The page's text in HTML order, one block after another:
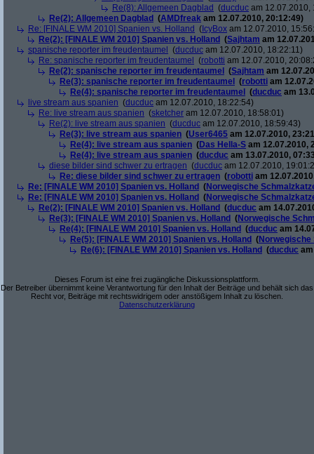
Re(8): Allgemeen Dagblad (ducduc am 12.07.2010,
Re(2): Allgemeen Dagblad (AMDfreak am 12.07.2010, 20:12:49)
Re: [FINALE WM 2010] Spanien vs. Holland ( IcyBox am 12.07.2010,
Re(2): [FINALE WM 2010] Spanien vs. Holland (Sajhtam am
spanische reporter im freudentaumel
(ducduc am 12.07.2010, 18:22:11)
Re: spanische reporter im freudentaumel
(robotti am 12.07.2010,
Re(2): spanische reporter im freudentaumel
(Sajhtam am
Re(3): spanische reporter im freudentaumel
(robotti am
Re(4): spanische reporter im freudentaumel
(ducduc am
live stream aus spanien (ducduc am 12.07.2010, 18:22:54)
Re: live stream aus spanien (sketcher am 12.07.2010, 18:58:01)
Re(2): live stream aus spanien (ducduc am 12.07.2010, 18:59:43)
Re(3): live stream aus spanien (User6465 am 12.07.2010,
Re(4): live stream aus spanien (Das Hella-S am 12.07.2010,
Re(4): live stream aus spanien (ducduc am 13.07.2010,
diese bilder sind schwer zu ertragen (ducduc am 12.07.2010,
Re: diese bilder sind schwer zu ertragen (robotti am
Re: [FINALE WM 2010] Spanien vs. Holland (Norwegische
Re: [FINALE WM 2010] Spanien vs. Holland (Norwegische
Re(2): [FINALE WM 2010] Spanien vs. Holland (ducduc am
Re(3): [FINALE WM 2010] Spanien vs. Holland (Norwegische
Re(4): [FINALE WM 2010] Spanien vs. Holland (ducduc am
Re(5): [FINALE WM 2010] Spanien vs. Holland (
Re(6): [FINALE WM 2010] Spanien vs. Holland (ducduc
Dieses Forum ist eine frei zugängliche Diskussionsplattform.
Der Betreiber übernimmt keine Verantwortung für den Inhalt der Beiträge und behält sich das
Recht vor, Beiträge mit rechtswidrigem oder anstößigem Inhalt zu löschen.
Datenschutzerklärung